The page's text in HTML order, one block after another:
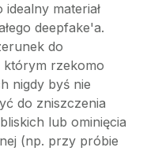
materiał
deepfake'a.
do
którym rzekomo
nigdy byś nie
do zniszczenia
lub ominięcia
(np. przy próbie